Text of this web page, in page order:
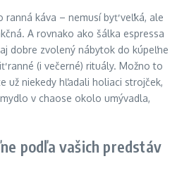
ranná káva – nemusí byť veľká, ale
A rovnako ako šálka espressa
dobre zvolený nábytok do kúpeľne
ranné (i večerné) rituály. Možno to
už niekedy hľadali holiaci strojček,
v chaose okolo umývadla,
podľa vašich predstáv